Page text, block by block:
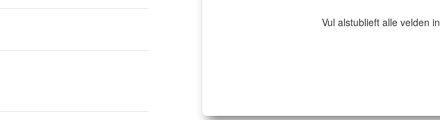
Vul alstublieft alle velden in